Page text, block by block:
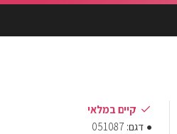
קיים במלאי
דגם: 051087